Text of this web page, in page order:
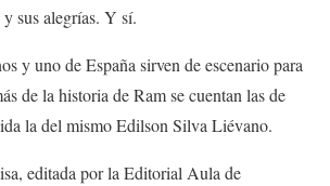
sus alegrías. Y sí.
y uno de España sirven de escenario para
de la historia de Ram se cuentan las de
la del mismo Edilson Silva Liévano.
editada por la Editorial Aula de